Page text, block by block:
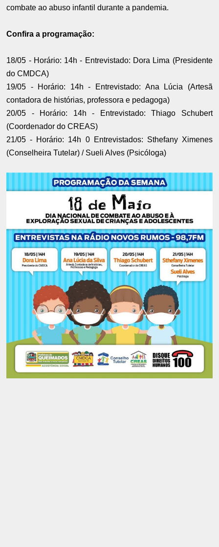
combate ao abuso infantil durante a pandemia.
Confira a programação:
18/05 - Horário: 14h - Entrevistado: Dora Lima (Presidente
do CMDCA)
19/05 - Horário: 14h - Entrevistado: Ana Lúcia (Artesã
contadora de histórias, professora e pedagoga)
20/05 - Horário: 14h - Entrevistado: Thiago Schubert
(Coordenador do CREAS)
21/05 - Horário: 14h 0 Entrevistados: Sthefany Ximenes
(Conselheira Tutelar) / Sueli Alves (Psicóloga)